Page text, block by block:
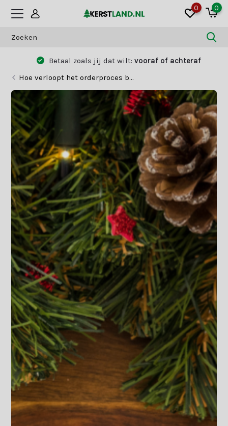
0 0
Betaal zoals jij dat wilt:vooraf of achteraf
Hoe verloopt het orderproces b...